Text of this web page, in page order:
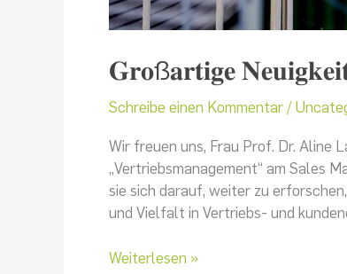
𝐆𝐫𝐨ß𝐚𝐫𝐭𝐢𝐠𝐞
Schreibe einen Kommentar /
Wir freuen uns, Frau Prof. Dr. Aline
„Vertriebsmanagement“ am Sales
sie sich darauf, weiter zu
und Vielfalt in Vertriebs- und
Weiterlesen »